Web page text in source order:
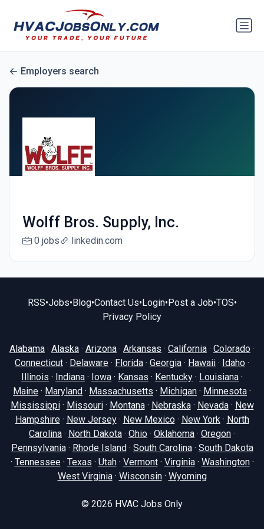
Employers search
Wolff Bros. Supply, Inc.
0 jobs linkedin.com
RSS•Jobs•Blog•Contact Us•Login•Post a Job•TOS•
Privacy Policy
Alabama · Alaska · Arizona · Arkansas · California · Colorado ·
Connecticut · Delaware · Florida · Georgia · Hawaii · Idaho ·
Illinois · Indiana · Iowa · Kansas · Kentucky · Louisiana ·
Maine · Maryland · Massachusetts · Michigan · Minnesota ·
Mississippi· Missouri· Montana· Nebraska· Nevada· New
Hampshire· New Jersey· New Mexico· New York· North
Carolina · North Dakota · Ohio · Oklahoma · Oregon ·
Pennsylvania· Rhode Island · South Carolina· South Dakota
· Tennessee· Texas · Utah· Vermont· Virginia· Washington·
West Virginia· Wisconsin· Wyoming
© 2026 HVAC Jobs Only